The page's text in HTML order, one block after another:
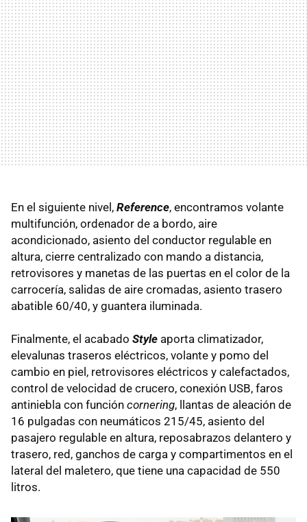
En el siguiente nivel, Reference, encontramos volante
multifunción, ordenador de a bordo, aire
acondicionado, asiento del conductor regulable en
altura, cierre centralizado con mando a distancia,
retrovisores y manetas de las puertas en el color de la
carrocería, salidas de aire cromadas, asiento trasero
abatible 60/40, y guantera iluminada.
Finalmente, el acabado Style aporta climatizador,
elevalunas traseros eléctricos, volante y pomo del
cambio en piel, retrovisores eléctricos y calefactados,
control de velocidad de crucero, conexión USB, faros
antiniebla con función cornering, llantas de aleación de
16 pulgadas con neumáticos 215/45, asiento del
pasajero regulable en altura, reposabrazos delantero y
trasero, red, ganchos de carga y compartimentos en el
lateral del maletero, que tiene una capacidad de 550
litros.